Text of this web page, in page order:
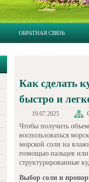
ОБРАТНАЯ СВЯЗЬ
Как сделать
быстро и
19.07.2025
Чтобы получить
воспользоваться
морской соли на
помощью пальцев или
структурированные
Выбор соли и